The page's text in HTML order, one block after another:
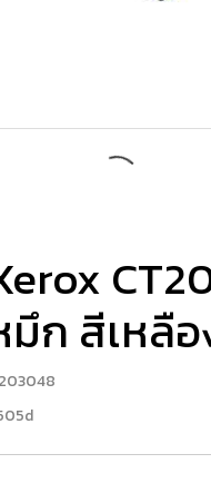
ก สีเหลื